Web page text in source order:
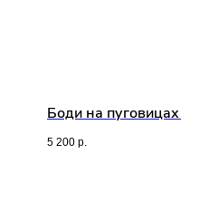
Боди на пуговицах
5 200 р.